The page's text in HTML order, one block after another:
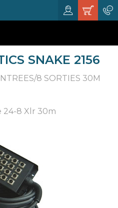
SNAKE 2156
8 SORTIES 30M
24-8 Xlr 30m